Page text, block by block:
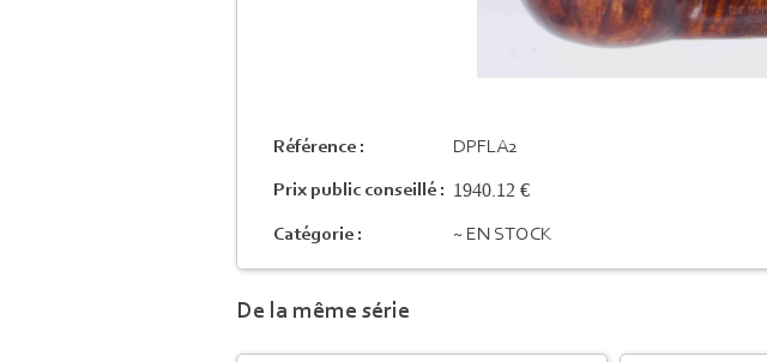
Référence : DPFLA2
Prix public conseillé : 1940.12 €
Catégorie : ~ EN STOCK
De la même série